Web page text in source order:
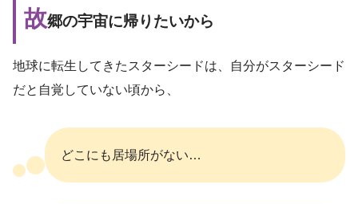
故郷の宇宙に帰りたいから
地球に転生してきたスターシードは、自分がスターシード
だと自覚していない頃から、
どこにも居場所がない…